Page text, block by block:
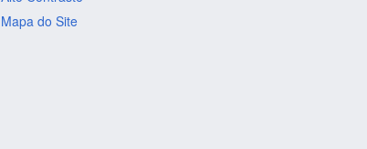
Mapa do Site